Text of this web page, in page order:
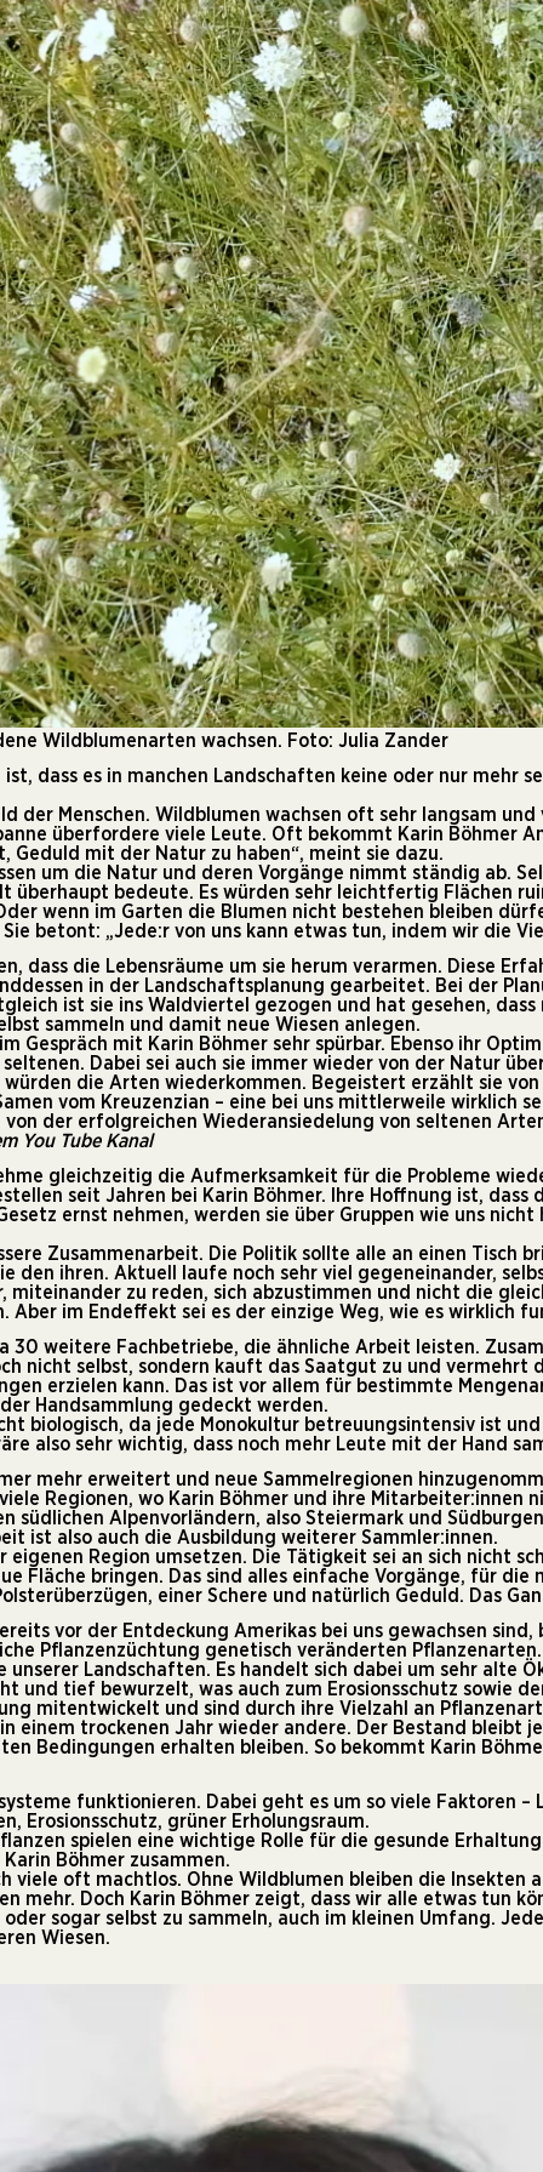
Wildblumenarten wachsen. Foto: Julia Zander
dass es in manchen Landschaften keine oder nur mehr
der Menschen. Wildblumen wachsen oft sehr langsam
überfordere viele Leute. Oft bekommt Karin Böhmer
Geduld mit der Natur zu haben“, meint sie dazu.
um die Natur und deren Vorgänge nimmt ständig ab.
überhaupt bedeute. Es würden sehr leichtfertig Flächen
wenn im Garten die Blumen nicht bestehen bleiben
betont: „Jede:r von uns kann etwas tun, indem wir die
dass die Lebensräume um sie herum verarmen. Diese
in der Landschaftsplanung gearbeitet. Bei der
ist sie ins Waldviertel gezogen und hat gesehen,
sammeln und damit neue Wiesen anlegen.
mit Karin Böhmer sehr spürbar. Ebenso ihr
Dabei sei auch sie immer wieder von der Natur
die Arten wiederkommen. Begeistert erzählt sie von
vom Kreuzenzian – eine bei uns mittlerweile wirklich
der erfolgreichen Wiederansiedelung von seltenen
You Tube Kanal
gleichzeitig die Aufmerksamkeit für die Probleme
seit Jahren bei Karin Böhmer. Ihre Hoffnung ist, dass
ernst nehmen, werden sie über Gruppen wie uns
Zusammenarbeit. Die Politik sollte alle an einen Tisch
den ihren. Aktuell laufe noch sehr viel gegeneinander,
zu reden, sich abzustimmen und nicht die
Aber im Endeffekt sei es der einzige Weg, wie es wirklich
30 weitere Fachbetriebe, die ähnliche Arbeit leisten.
nicht selbst, sondern kauft das Saatgut zu und vermehrt
erzielen kann. Das ist vor allem für bestimmte
Handsammlung gedeckt werden.
biologisch, da jede Monokultur betreuungsintensiv ist
also sehr wichtig, dass noch mehr Leute mit der Hand
mehr erweitert und neue Sammelregionen
Regionen, wo Karin Böhmer und ihre Mitarbeiter:innen
südlichen Alpenvorländern, also Steiermark und
ist also auch die Ausbildung weiterer Sammler:innen.
Region umsetzen. Die Tätigkeit sei an sich nicht
Fläche bringen. Das sind alles einfache Vorgänge, für die
einer Schere und natürlich Geduld. Das
vor der Entdeckung Amerikas bei uns gewachsen
Pflanzenzüchtung genetisch veränderten Pflanzenarten.
Landschaften. Es handelt sich dabei um sehr alte
und tief bewurzelt, was auch zum Erosionsschutz sowie
mitentwickelt und sind durch ihre Vielzahl an
einem trockenen Jahr wieder andere. Der Bestand bleibt
Bedingungen erhalten bleiben. So bekommt Karin
funktionieren. Dabei geht es um so viele Faktoren
Erosionsschutz, grüner Erholungsraum.
spielen eine wichtige Rolle für die gesunde
Böhmer zusammen.
viele oft machtlos. Ohne Wildblumen bleiben die Insekten
mehr. Doch Karin Böhmer zeigt, dass wir alle etwas tun
sogar selbst zu sammeln, auch im kleinen Umfang.
Wiesen.